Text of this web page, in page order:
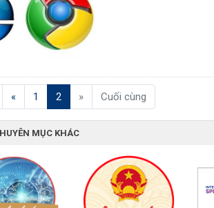
« 1 2 (current)
» Cuối cùng
MỤC KHÁC